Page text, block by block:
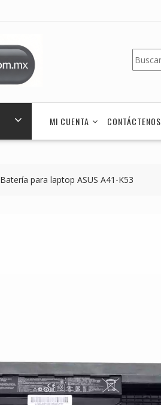
Buscar
MI CUENTA CONTÁCTENOS
Batería para laptop ASUS A41-K53